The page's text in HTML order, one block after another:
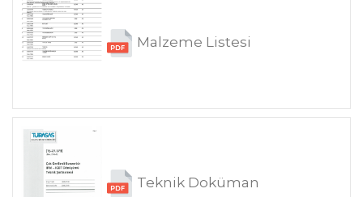
Malzeme Listesi
Teknik Doküman